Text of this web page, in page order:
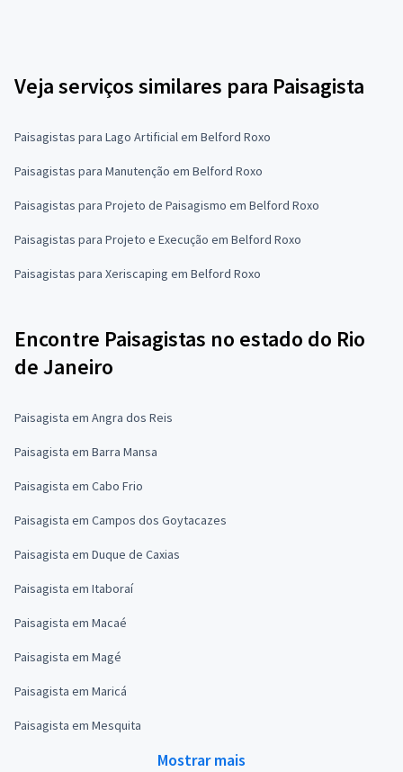
Veja serviços similares para Paisagista
Paisagistas para Lago Artificial em Belford Roxo
Paisagistas para Manutenção em Belford Roxo
Paisagistas para Projeto de Paisagismo em Belford Roxo
Paisagistas para Projeto e Execução em Belford Roxo
Paisagistas para Xeriscaping em Belford Roxo
Encontre Paisagistas no estado do Rio
de Janeiro
Paisagista em Angra dos Reis
Paisagista em Barra Mansa
Paisagista em Cabo Frio
Paisagista em Campos dos Goytacazes
Paisagista em Duque de Caxias
Paisagista em Itaboraí
Paisagista em Macaé
Paisagista em Magé
Paisagista em Maricá
Paisagista em Mesquita
Mostrar mais